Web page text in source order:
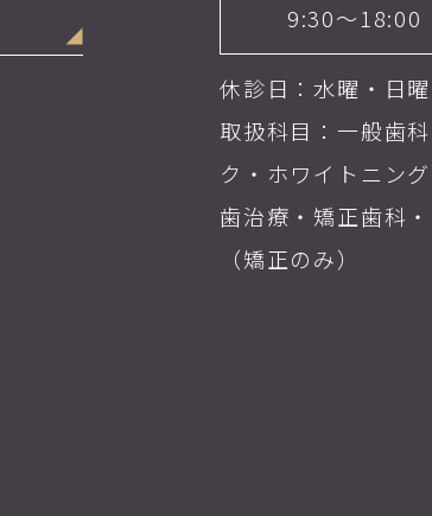
9:30～18:00
休診日：水曜・日
取扱科目：一般歯
ク・ホワイトニン
歯治療・矯正歯科
（矯正のみ）